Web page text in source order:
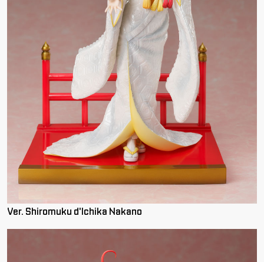
Ver. Shiromuku d'Ichika Nakano